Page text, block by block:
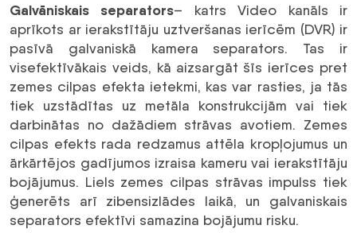
Galvāniskais separators– katrs Video kanāls ir
aprīkots ar ierakstītāju uztveršanas ierīcēm (DVR) ir
pasīvā galvaniskā kamera separators. Tas ir
visefektīvākais veids, kā aizsargāt šīs ierīces pret
zemes cilpas efekta ietekmi, kas var rasties, ja tās
tiek uzstādītas uz metāla konstrukcijām vai tiek
darbinātas no dažādiem strāvas avotiem. Zemes
cilpas efekts rada redzamus attēla kropļojumus un
ārkārtējos gadījumos izraisa kameru vai ierakstītāju
bojājumus. Liels zemes cilpas strāvas impulss tiek
ģenerēts arī zibensizlādes laikā, un galvaniskais
separators efektīvi samazina bojājumu risku.